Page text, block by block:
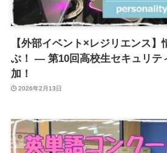
【外部イベント×レジリエンス
ぶ！ ― 第10回高校生セキュリテ
加！
2026年2月13日